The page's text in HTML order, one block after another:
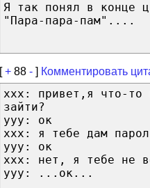
Я так понял в конце
"Пара-пара-пам"....
[+ 88 - ] Комментировать
xxx: привет,я что-то
зайти?
yyy: ок
xxx: я тебе дам
yyy: ок
xxx: нет, я тебе не
yyy: ...ок...